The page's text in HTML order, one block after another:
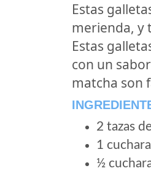
Estas
merienda, y
Estas
con un
matcha son
2 tazas
1
½